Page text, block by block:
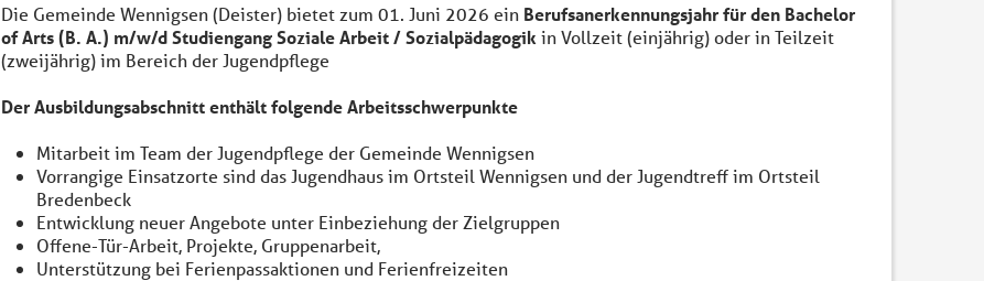
Die Gemeinde Wennigsen (Deister) bietet zum 01. Juni 2026 ein Berufsanerkennungsjahr für den Bachelor
of Arts (B. A.) m/w/d Studiengang Soziale Arbeit / Sozialpädagogik in Vollzeit (einjährig) oder in Teilzeit
(zweijährig) im Bereich der Jugendpflege
Der Ausbildungsabschnitt enthält folgende Arbeitsschwerpunkte
Mitarbeit im Team der Jugendpflege der Gemeinde Wennigsen
Vorrangige Einsatzorte sind das Jugendhaus im Ortsteil Wennigsen und der Jugendtreff im Ortsteil
Bredenbeck
Entwicklung neuer Angebote unter Einbeziehung der Zielgruppen
Offene-Tür-Arbeit, Projekte, Gruppenarbeit,
Unterstützung bei Ferienpassaktionen und Ferienfreizeiten